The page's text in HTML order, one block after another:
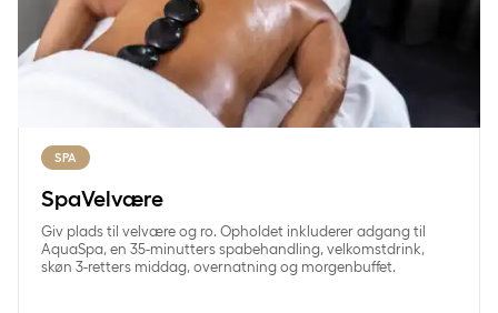
SPA
SpaVelvære
Giv plads til velvære og ro. Opholdet inkluderer adgang til
AquaSpa, en 35-minutters spabehandling, velkomstdrink,
skøn 3-retters middag, overnatning og morgenbuffet.